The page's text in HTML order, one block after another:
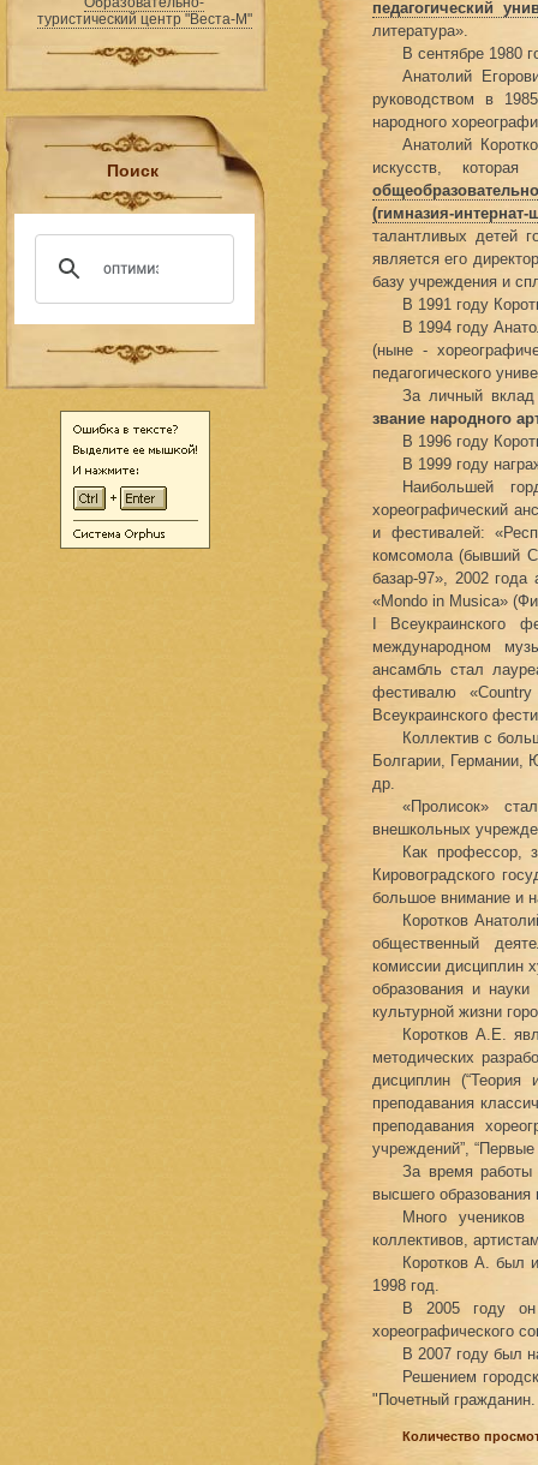
туристический центр "Веста-М"
Поиск
педагогический
литература».
В сентябре 1980
Анатолий
руководством в
народного
Анатолий
искусств,
(гимназия-
талантливых детей
является его
базу учреждения и
В 1991 году
В 1994 году
(ныне -
педагогического
За личный
звание народного
В 1996 году
В 1999 году
Наибольшей
хореографический
и фестивалей:
комсомола (бывший
базар-97», 2002
«Mondo in Musica»
І Всеукраинского
международном
ансамбль стал
фестивалю
Всеукраинского
Коллектив с
Болгарии, Германии,
др.
«Пролисок»
внешкольных
Как профессор,
Кировоградского
большое внимание и
Коротков
общественный
комиссии дисциплин
образования и
культурной жизни
Коротков А.Е.
методических
дисциплин (“Теория
преподавания
преподавания
учреждений”,
За время работы
высшего образования
Много учеников
коллективов,
Коротков А. был
1998 год.
В 2005 году он
хореографического
В 2007 году был
Решением
"Почетный
Количество